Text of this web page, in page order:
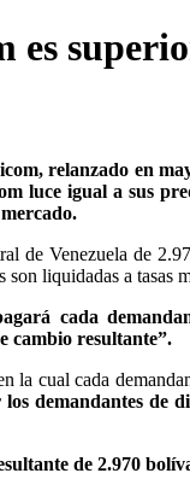
relanzado en
luce igual a sus
de Venezuela de
liquidadas a tasas
cada
cambio resultante”.
la cual cada
demandantes de
de 2.970